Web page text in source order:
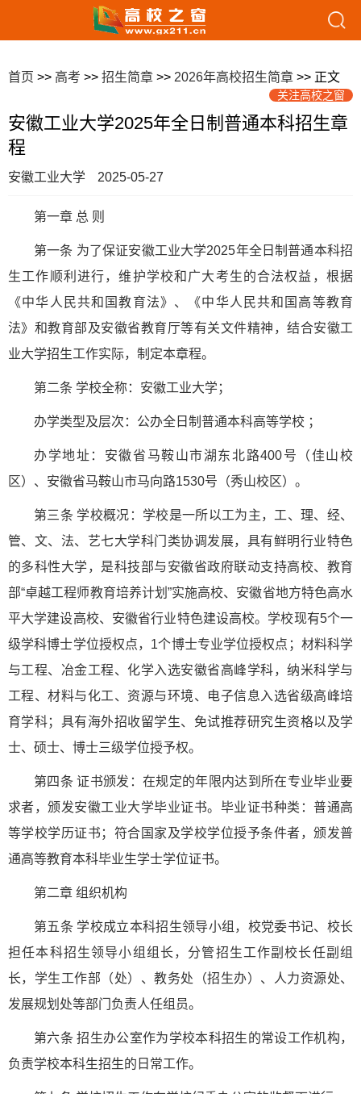
首页 >> 高考 >> 招生简章 >> 2026年高校招生简章 >> 正文
关注高校之窗
安徽工业大学2025年全日制普通本科招生章
程
安徽工业大学 2025-05-27
第一章 总 则
第一条 为了保证安徽工业大学2025年全日制普通本科招
生工作顺利进行，维护学校和广大考生的合法权益，根据
《中华人民共和国教育法》、《中华人民共和国高等教育
法》和教育部及安徽省教育厅等有关文件精神，结合安徽工
业大学招生工作实际，制定本章程。
第二条 学校全称：安徽工业大学；
办学类型及层次：公办全日制普通本科高等学校 ；
办学地址：安徽省马鞍山市湖东北路400号（佳山校
区）、安徽省马鞍山市马向路1530号（秀山校区）。
第三条 学校概况：学校是一所以工为主，工、理、经、
管、文、法、艺七大学科门类协调发展，具有鲜明行业特色
的多科性大学，是科技部与安徽省政府联动支持高校、教育
部“卓越工程师教育培养计划”实施高校、安徽省地方特色高水
平大学建设高校、安徽省行业特色建设高校。学校现有5个一
级学科博士学位授权点，1个博士专业学位授权点；材料科学
与工程、冶金工程、化学入选安徽省高峰学科，纳米科学与
工程、材料与化工、资源与环境、电子信息入选省级高峰培
育学科；具有海外招收留学生、免试推荐研究生资格以及学
士、硕士、博士三级学位授予权。
第四条 证书颁发：在规定的年限内达到所在专业毕业要
求者，颁发安徽工业大学毕业证书。毕业证书种类：普通高
等学校学历证书；符合国家及学校学位授予条件者，颁发普
通高等教育本科毕业生学士学位证书。
第二章 组织机构
第五条 学校成立本科招生领导小组，校党委书记、校长
担任本科招生领导小组组长，分管招生工作副校长任副组
长，学生工作部（处）、教务处（招生办）、人力资源处、
发展规划处等部门负责人任组员。
第六条 招生办公室作为学校本科招生的常设工作机构，
负责学校本科生招生的日常工作。